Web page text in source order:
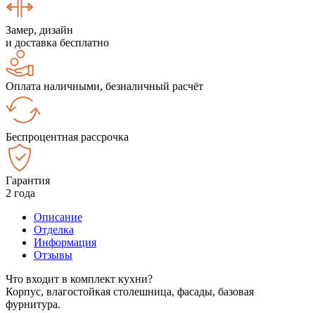
Замер, дизайн
и доставка бесплатно
Оплата наличными, безналичный расчёт
Беспроцентная рассрочка
Гарантия
2 года
Описание
Отделка
Информация
Отзывы
Что входит в комплект кухни?
Корпус, влагостойкая столешница, фасады, базовая
фурнитура.